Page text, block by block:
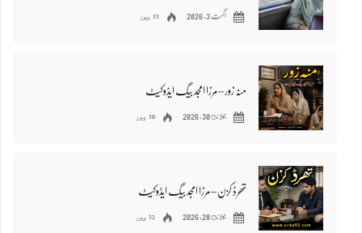
اگست 3, 2026 33 ویوز
منہ زور – مرزا امجد بیگ ایڈوکیٹ
جولائ 30, 2026 38 ویوز
​تھرڈ کزن – مرزا امجد بیگ ایڈوکیٹ
جولائ 28, 2026 32 ویوز